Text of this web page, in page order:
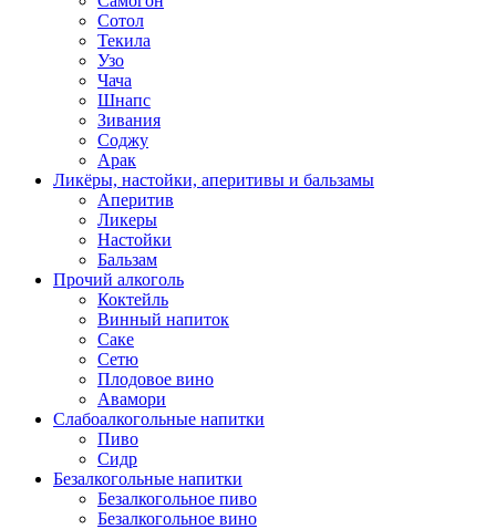
Сотол
Текила
Узо
Чача
Шнапс
Зивания
Соджу
Арак
Ликёры, настойки, аперитивы и бальзамы
Аперитив
Ликеры
Настойки
Бальзам
Прочий алкоголь
Коктейль
Винный напиток
Саке
Сетю
Плодовое вино
Авамори
Слабоалкогольные напитки
Пиво
Сидр
Безалкогольные напитки
Безалкогольное пиво
Безалкогольное вино